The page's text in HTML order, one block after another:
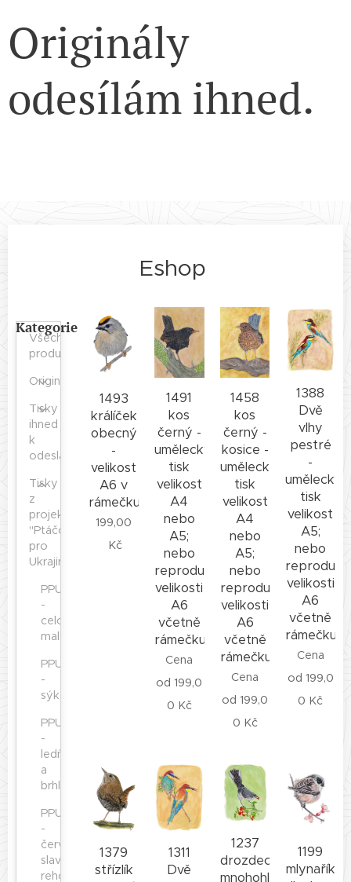
Originály
odesílám ihned.
Eshop
Kategorie
Všechny
produkty
Originály
Tisky
ihned
k
odeslání
Tisky
z
projektu
"Ptáčci
pro
Ukrajinu"
PPU
-
celoplošná
malba
PPU
-
sýkorky
PPU
-
ledňáčci
a
brhlíci
PPU
-
červenky,
slavíci,
rehci
1493
králíček
obecný
-
velikost
A6 v
rámečku
199,00
Kč
1491
kos
černý -
umělecký
tisk
velikost
A4
nebo
A5;
nebo
reprodukce
velikosti
A6
včetně
rámečku
Cena
od199,0
0 Kč
1458
kos
černý -
kosice -
umělecký
tisk
velikost
A4
nebo
A5;
nebo
reprodukce
velikosti
A6
včetně
rámečku
Cena
od199,0
0 Kč
1388
Dvě
vlhy
pestré
-
umělecký
tisk
velikost
A5;
nebo
velikosti
A6
včetně
rámečku
Cena
od 199,0
0 Kč
1379
střízlík
1311
Dvě
1237
drozdec
mnohohlasý-
1199
mlynařík